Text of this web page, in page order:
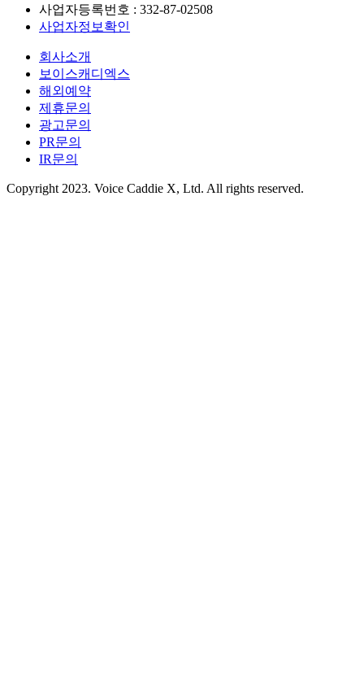
사업자등록번호 : 332-87-02508
사업자정보확인
회사소개
보이스캐디엑스
해외예약
제휴문의
광고문의
PR문의
IR문의
Copyright 2023. Voice Caddie X, Ltd. All rights reserved.